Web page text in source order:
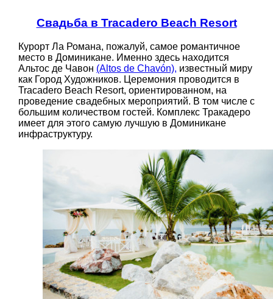
Свадьба в Tracadero Beach Resort
Курорт Ла Романа, пожалуй, самое романтичное
место в Доминикане. Именно здесь находится
Альтос де Чавон (Altos de Chavón), известный миру
как Город Художников. Церемония проводится в
Tracadero Beach Resort, ориентированном, на
проведение свадебных мероприятий. В том числе с
большим количеством гостей. Комплекс Тракадеро
имеет для этого самую лучшую в Доминикане
инфраструктуру.